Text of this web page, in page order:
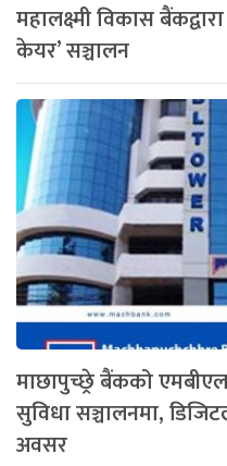
महालक्ष्मी विकास
केयर’ सञ्चालन
माछापुच्छ्रे बैंकको एमबीएल
सुविधा सञ्चालनमा,
अवसर